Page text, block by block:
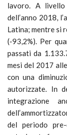
lavoro. A livello
dell’anno 2018,
Latina; mentre si
(-93,2%). Per
passati da
mesi del 2017
con una
autorizzate. In
integrazione
del periodo